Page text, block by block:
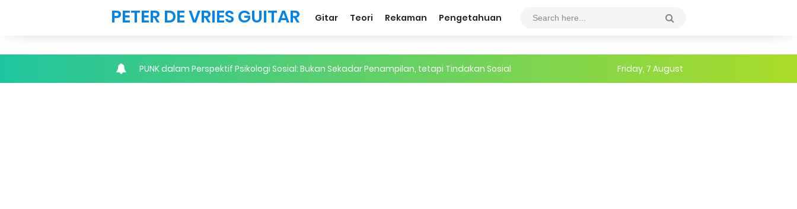
PETER DE VRIES GUITAR Gitar Teori Rekaman Pengetahuan
PUNK dalam Perspektif Psikologi Sosial: Bukan Sekadar Penampilan, tetapi Tindakan Sosial Friday, 7 August